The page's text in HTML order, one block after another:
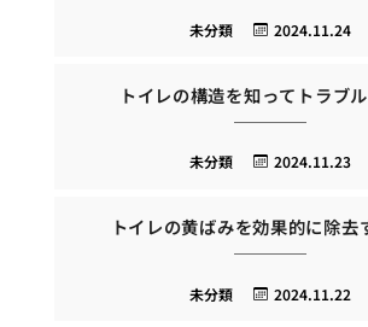
2024.11.24
未分類
トイレの構造を知ってトラブ
2024.11.23
未分類
トイレの黄ばみを効果的に除去
2024.11.22
未分類